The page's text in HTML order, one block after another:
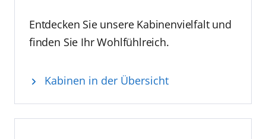
Entdecken Sie unsere Kabinenvielfalt und
finden Sie Ihr Wohlfühlreich.
Kabinen in der Übersicht